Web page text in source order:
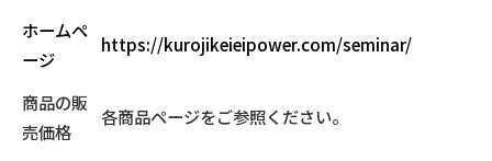
ホームペ
ージ
https://kurojikeieipower.com/seminar/
商品の販
売価格
各商品ページをご参照ください。